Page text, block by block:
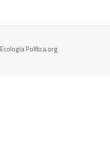
Ecología Política.org